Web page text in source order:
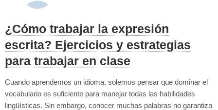
¿Cómo trabajar la expresión
escrita? Ejercicios y estrategias
para trabajar en clase
Cuando aprendemos un idioma, solemos pensar que dominar el
vocabulario es suficiente para manejar todas las habilidades
lingüísticas. Sin embargo, conocer muchas palabras no garantiza